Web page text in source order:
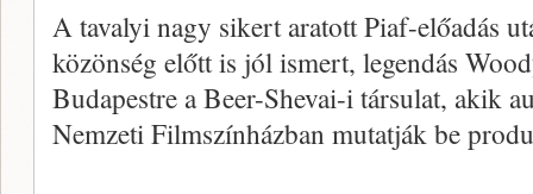
A tavalyi nagy sikert aratott Piaf-előadás
közönség előtt is jól ismert, legendás
Budapestre a Beer-Shevai-i társulat, akik
Nemzeti Filmszínházban mutatják be